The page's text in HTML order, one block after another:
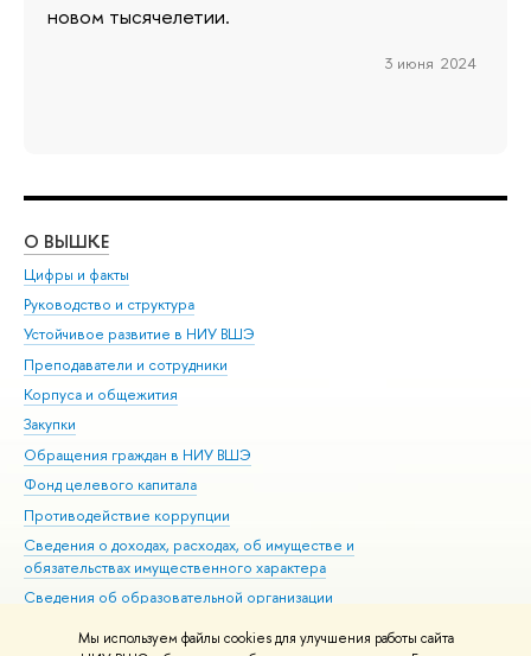
Мы используем файлы cookies для улучшения работы сайта
новом тысячелетии.
3 июня 2024
О ВЫШКЕ
Цифры и факты
Руководство и структура
Устойчивое развитие в НИУ ВШЭ
Преподаватели и сотрудники
Корпуса и общежития
Закупки
Обращения граждан в НИУ ВШЭ
Фонд целевого капитала
Противодействие коррупции
Сведения о доходах, расходах, об имуществе и
обязательствах имущественного характера
Сведения об образовательной организации
Людям с ограниченными возможностями здоровья